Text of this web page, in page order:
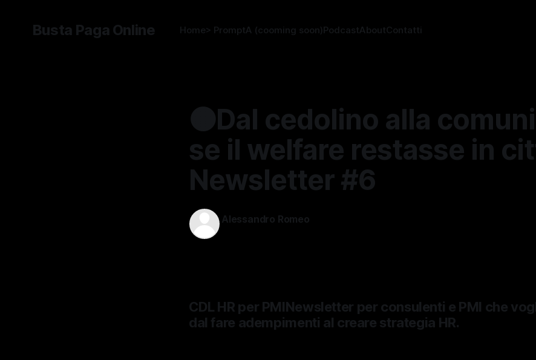
Busta Paga Online Home> PromptA (cooming soon)PodcastAboutContatti
🟠Dal cedolino alla
se il welfare restasse in
Newsletter #6
Alessandro Romeo
CDL HR per PMINewsletter per consulenti e PMI che
dal fare adempimenti al creare strategia HR.